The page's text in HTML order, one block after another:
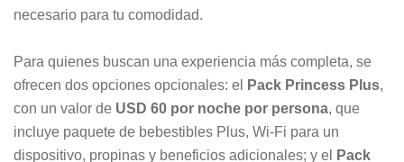
necesario para tu comodidad.
Para quienes buscan una experiencia más completa, se
ofrecen dos opciones opcionales: el
Pack Princess Plus,
con un valor de USD 60 por noche por persona, que
incluye paquete de bebestibles Plus, Wi-Fi para un
dispositivo, propinas y beneficios adicionales; y el
Pack